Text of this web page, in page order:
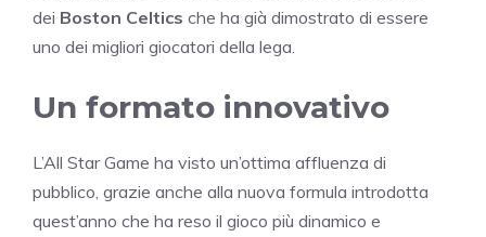
dei Boston Celtics che ha già dimostrato di essere
uno dei migliori giocatori della lega.
Un formato innovativo
L’All Star Game ha visto un’ottima affluenza di
pubblico, grazie anche alla nuova formula introdotta
quest’anno che ha reso il gioco più dinamico e